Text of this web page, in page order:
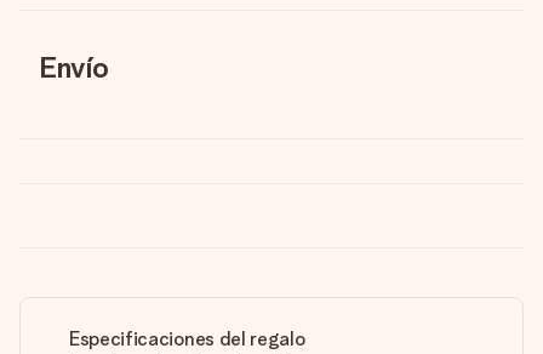
Envío
Especificaciones del regalo